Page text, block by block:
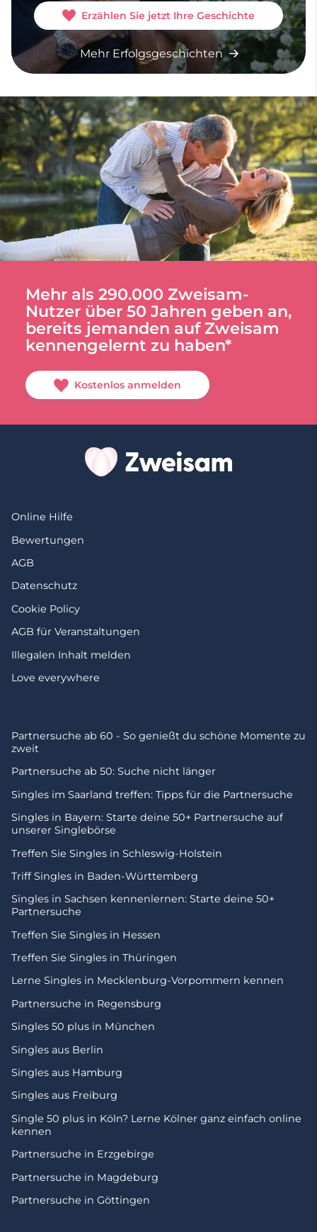
Erzählen Sie jetzt Ihre Geschichte
Mehr Erfolgsgeschichten
Mehr als 290.000 Zweisam-
Nutzer über 50 Jahren geben an,
bereits jemanden auf Zweisam
kennengelernt zu haben*
Kostenlos anmelden
Online Hilfe
Bewertungen
AGB
Datenschutz
Cookie Policy
AGB für Veranstaltungen
Illegalen Inhalt melden
Love everywhere
Partnersuche ab 60 - So genießt du schöne Momente zu
zweit
Partnersuche ab 50: Suche nicht länger
Singles im Saarland treffen: Tipps für die Partnersuche
Singles in Bayern: Starte deine 50+ Partnersuche auf
unserer Singlebörse
Treffen Sie Singles in Schleswig-Holstein
Triff Singles in Baden-Württemberg
Singles in Sachsen kennenlernen: Starte deine 50+
Partnersuche
Treffen Sie Singles in Hessen
Treffen Sie Singles in Thüringen
Lerne Singles in Mecklenburg-Vorpommern kennen
Partnersuche in Regensburg
Singles 50 plus in München
Singles aus Berlin
Singles aus Hamburg
Singles aus Freiburg
Single 50 plus in Köln? Lerne Kölner ganz einfach online
kennen
Partnersuche in Erzgebirge
Partnersuche in Magdeburg
Partnersuche in Göttingen